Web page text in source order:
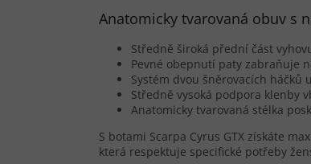
Anatomicky tvarovaná obuv s
Středně široká přední část
Pevné obepnutí paty zabraňuje
Systém dvou šněrovacích
Středně vysoká podpora klenby
Anatomicky tvarovaná stélka
S botami Scarpa Cyrus GTX získáte
která respektuje specifické potřeby